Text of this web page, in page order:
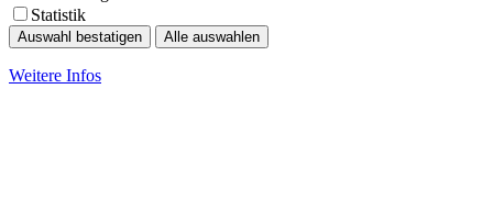
Statistik
Auswahl bestatigen Alle auswahlen
Weitere Infos